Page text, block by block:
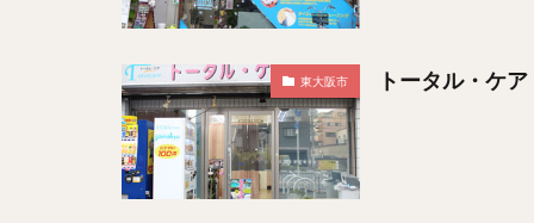
東大阪市 トータル・ケア